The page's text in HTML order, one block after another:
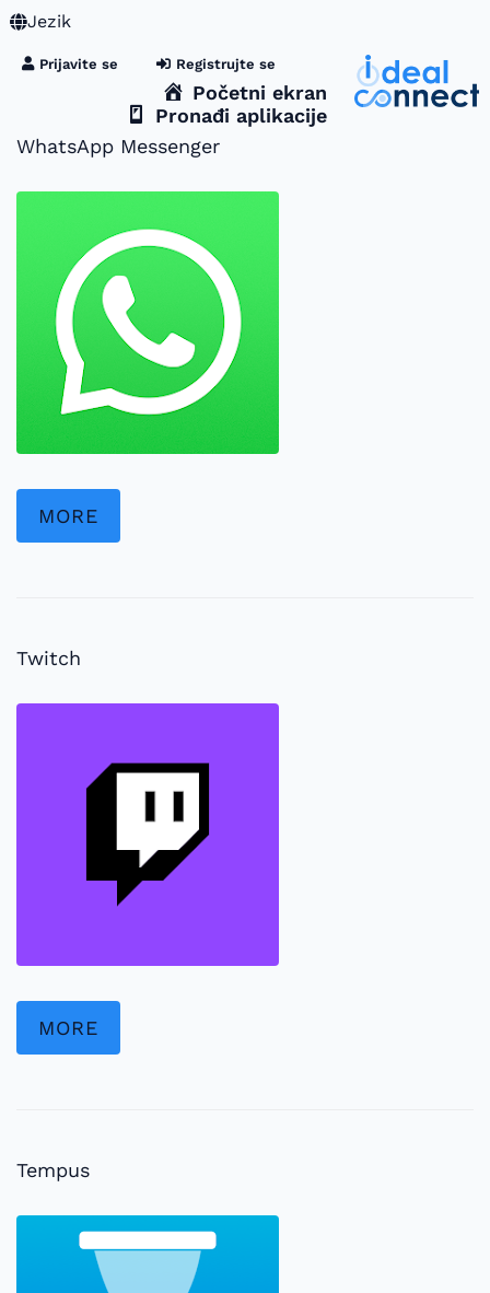
Jezik
Prijavite se Registrujte se
Početni ekran
Pronađi aplikacije
WhatsApp Messenger
MORE
Twitch
MORE
Tempus